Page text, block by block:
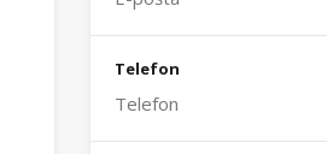
Telefon